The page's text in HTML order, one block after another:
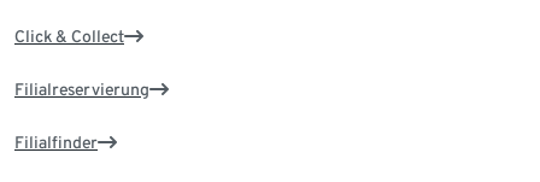
Click & Collect
Filialreservierung
Filialfinder